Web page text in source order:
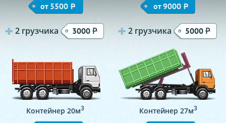
от 5500 Р
2 грузчика 3000Р
от 9000 Р
2 грузчика 5000Р
Контейнер 20м3 Контейнер 27м3